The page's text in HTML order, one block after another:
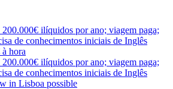
200.000€ ilíquidos por ano; viagem paga;
de conhecimentos iniciais de Inglês
hora
200.000€ ilíquidos por ano; viagem paga;
de conhecimentos iniciais de Inglês
in Lisboa possible